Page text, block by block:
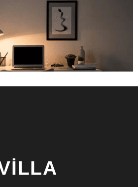
AYDINLATMA TRENDLERI